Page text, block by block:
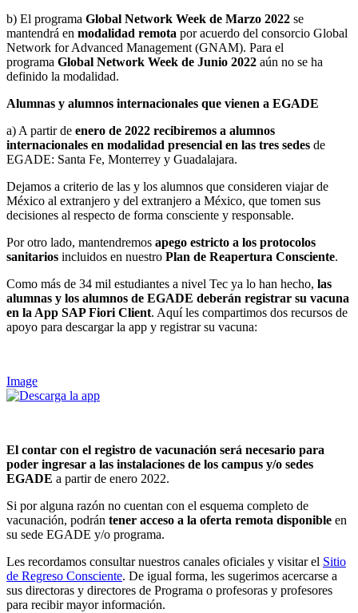
b) El programa Global Network Week de Marzo 2022 se
mantendrá en modalidad remota por acuerdo del consorcio Global
Network for Advanced Management (GNAM). Para el
programa Global Network Week de Junio 2022 aún no se ha
definido la modalidad.
Alumnas y alumnos internacionales que vienen a EGADE
a) A partir de enero de 2022 recibiremos a alumnos
internacionales en modalidad presencial en las tres sedes de
EGADE: Santa Fe, Monterrey y Guadalajara.
Dejamos a criterio de las y los alumnos que consideren viajar de
México al extranjero y del extranjero a México, que tomen sus
decisiones al respecto de forma consciente y responsable.
Por otro lado, mantendremos apego estricto a los protocolos
sanitarios incluidos en nuestro Plan de Reapertura Consciente.
Como más de 34 mil estudiantes a nivel Tec ya lo han hecho, las
alumnas y los alumnos de EGADE deberán registrar su vacuna
en la App SAP Fiori Client. Aquí les compartimos dos recursos de
apoyo para descargar la app y registrar su vacuna:
Image
El contar con el registro de vacunación será necesario para
poder ingresar a las instalaciones de los campus y/o sedes
EGADE a partir de enero 2022.
Si por alguna razón no cuentan con el esquema completo de
vacunación, podrán tener acceso a la oferta remota disponible en
su sede EGADE y/o programa.
Les recordamos consultar nuestros canales oficiales y visitar el Sitio
de Regreso Consciente. De igual forma, les sugerimos acercarse a
sus directoras y directores de Programa o profesoras y profesores
para recibir mayor información.